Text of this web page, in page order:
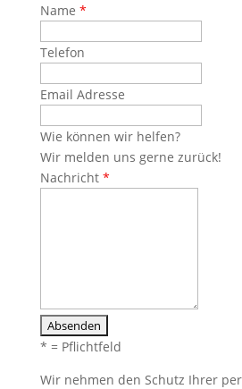
Name *
Telefon
Email Adresse
Wie können wir helfen?
Wir melden uns gerne zurück!
Nachricht *
* = Pflichtfeld
Wir nehmen den Schutz Ihrer